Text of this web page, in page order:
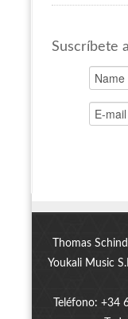
Suscríbete
Thomas
Youkali Music
Teléfono: +34